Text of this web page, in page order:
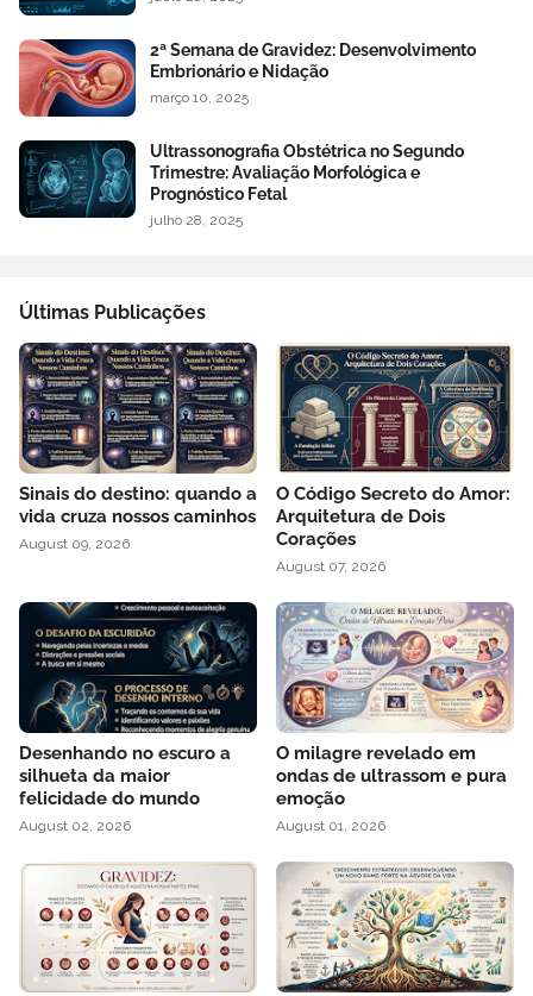
2ª Semana de Gravidez: Desenvolvimento
Embrionário e Nidação
março 10, 2025
Ultrassonografia Obstétrica no Segundo
Trimestre: Avaliação Morfológica e
Prognóstico Fetal
julho 28, 2025
Últimas Publicações
Sinais do destino: quando a
vida cruza nossos caminhos
August 09, 2026
O Código Secreto do Amor:
Arquitetura de Dois
Corações
August 07, 2026
Desenhando no escuro a
silhueta da maior
felicidade do mundo
August 02, 2026
O milagre revelado em
ondas de ultrassom e pura
emoção
August 01, 2026